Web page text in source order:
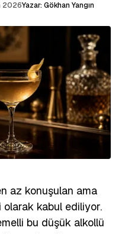
2026Yazar: Gökhan Yangın
az konuşulan ama
kabul ediliyor.
bu düşük alkollü